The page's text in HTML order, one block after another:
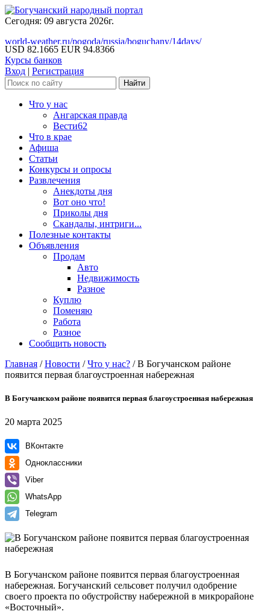
Сегодня: 09 августа 2026г.
world-weather.ru/pogoda/russia/boguchany/14days/
USD 82.1665 EUR 94.8366
Курсы банков
Вход | Регистрация
Что у нас
Ангарская правда
Вести62
Что в крае
Афиша
Статьи
Конкурсы и опросы
Развлечения
Анекдоты дня
Вот оно что!
Приколы дня
Скандалы, интриги...
Полезные контакты
Объявления
Продам
Авто
Недвижимость
Разное
Куплю
Поменяю
Работа
Разное
Сообщить новость
Главная /Новости /Что у нас? /В Богучанском районе
появится первая благоустроенная набережная
В Богучанском районе появится первая благоустроенная набережная
20 марта 2025
ВКонтакте
Одноклассники
Viber
WhatsApp
Telegram
В Богучанском районе появится первая благоустроенная
набережная. Богучанский сельсовет получил одобрение
своего проекта по обустройству набережной в микрорайоне
«Восточный».